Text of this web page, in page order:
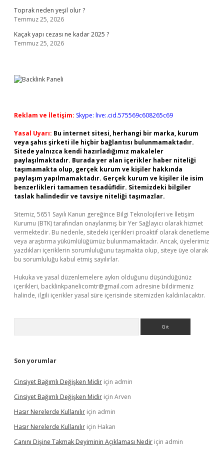
Toprak neden yeşil olur ?
Temmuz 25, 2026
Kaçak yapı cezası ne kadar 2025 ?
Temmuz 25, 2026
Reklam ve İletişim: Skype: live:.cid.575569c608265c69
Yasal Uyarı: Bu internet sitesi, herhangi bir marka, kurum
veya şahıs şirketi ile hiçbir bağlantısı bulunmamaktadır.
Sitede yalnızca kendi hazırladığımız makaleler
paylaşılmaktadır. Burada yer alan içerikler haber niteliği
taşımamakta olup, gerçek kurum ve kişiler hakkında
paylaşım yapılmamaktadır. Gerçek kurum ve kişiler ile isim
benzerlikleri tamamen tesadüfidir. Sitemizdeki bilgiler
taslak halindedir ve tavsiye niteliği taşımazlar.
Sitemiz, 5651 Sayılı Kanun gereğince Bilgi Teknolojileri ve İletişim
Kurumu (BTK) tarafından onaylanmış bir Yer Sağlayıcı olarak hizmet
vermektedir. Bu nedenle, sitedeki içerikleri proaktif olarak denetleme
veya araştırma yükümlülüğümüz bulunmamaktadır. Ancak, üyelerimiz
yazdıkları içeriklerin sorumluluğunu taşımakta olup, siteye üye olarak
bu sorumluluğu kabul etmiş sayılırlar.
Hukuka ve yasal düzenlemelere aykırı olduğunu düşündüğünüz
içerikleri, backlinkpanelicomtr@gmail.com adresine bildirmeniz
halinde, ilgili içerikler yasal süre içerisinde sitemizden kaldırılacaktır.
Son yorumlar
Cinsiyet Bağımlı Değişken Midir için admin
Cinsiyet Bağımlı Değişken Midir için Arven
Hasır Nerelerde Kullanılır için admin
Hasır Nerelerde Kullanılır için Hakan
Canını Dişine Takmak Deyiminin Açıklaması Nedir için admin